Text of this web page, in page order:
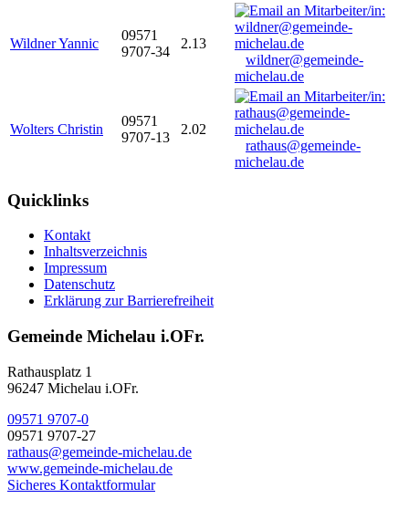
Wildner Yannic
09571
9707-34
2.13
wildner@gemeinde-
michelau.de
Wolters Christin
09571
9707-13
2.02
rathaus@gemeinde-
michelau.de
Quicklinks
Kontakt
Inhaltsverzeichnis
Impressum
Datenschutz
Erklärung zur Barrierefreiheit
Gemeinde Michelau i.OFr.
Rathausplatz 1
96247 Michelau i.OFr.
09571 9707-0
09571 9707-27
rathaus@gemeinde-michelau.de
www.gemeinde-michelau.de
Sicheres Kontaktformular